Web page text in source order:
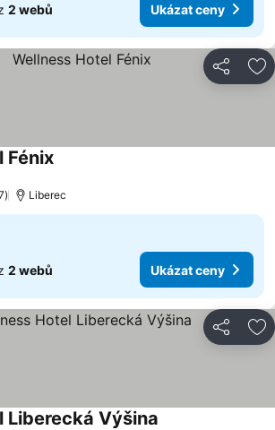
2 webů Ukázat ceny
Sdílet
FénixUkázat ceny
Liberec
2 webů Ukázat ceny
Sdílet
Liberecká Výšina